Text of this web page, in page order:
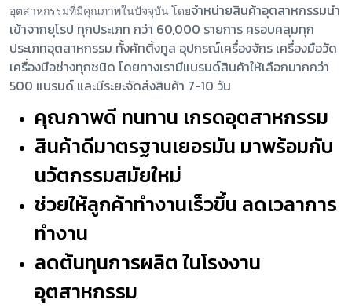
อุตสาหกรรมที่มีคุณภาพในปัจจุบัน โดยจำหน่ายสินค้าอุตสาหกรรมนำ
เข้าจากยุโรป ทุกประเภท กว่า 60,000 รายการ ครอบคลุมทุก
ประเภทอุตสาหกรรม ทั้งคัทติ้งทูล อุปกรณ์เครื่องจักร เครื่องมือวัด
เครื่องมือช่างทุกชนิด โดยทางเรามีแบรนด์สินค้าให้เลือกมากกว่า
500 แบรนด์ และมีระยะจัดส่งสินค้า 7-10 วัน
คุณภาพดี ทนทาน เกรดอุตสาหกรรม
สินค้าดีมาตรฐานเยอรมัน มาพร้อมกับ
นวัตกรรมสมัยใหม่
ช่วยให้ลูกค้าทำงานเร็วขึ้น ลดเวลาการ
ทำงาน
ลดต้นทุนการผลิต ในโรงงาน
อุตสาหกรรม